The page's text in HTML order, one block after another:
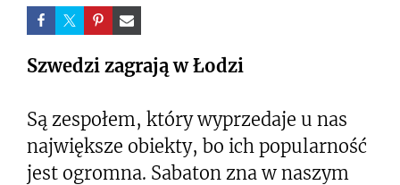
Szwedzi zagrają w Łodzi
Są zespołem, który wyprzedaje u nas
największe obiekty, bo ich popularność
jest ogromna. Sabaton zna w naszym